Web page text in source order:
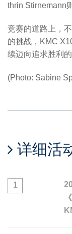
thrin Stirnemann
竞赛的道路上，
的挑战，KMC
续迈向追求胜利的
(Photo: Sabine
详细活
1